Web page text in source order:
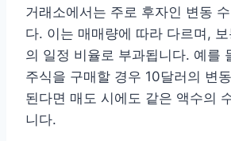
거래소에서는 주로 후자인 변동
다. 이는 매매량에 따라 다르며,
의 일정 비율로 부과됩니다. 예를
주식을 구매할 경우 10달러의 변
된다면 매도 시에도 같은 액수의
니다.